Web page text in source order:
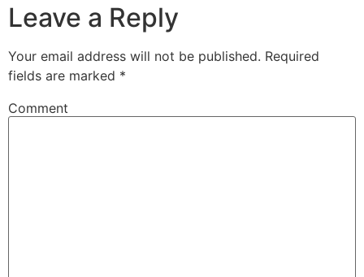
Leave a Reply
Your email address will not be published. Required
fields are marked *
Comment